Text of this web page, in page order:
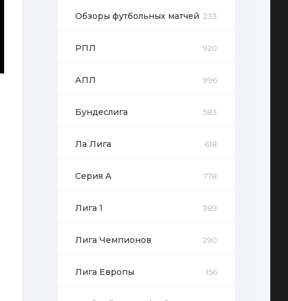
Обзоры футбольных матчей 233
РПЛ 920
АПЛ 996
Бундеслига 583
Ла Лига 618
Серия А 778
Лига 1 389
Лига Чемпионов 290
Лига Европы 156